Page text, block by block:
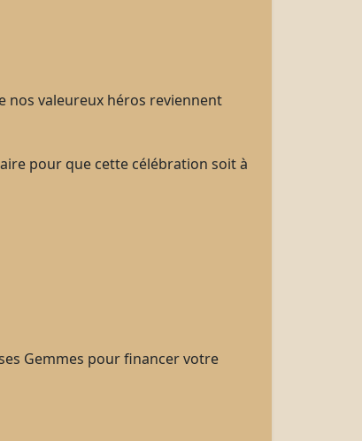
nos valeureux héros reviennent
pour que cette célébration soit à
Gemmes pour financer votre